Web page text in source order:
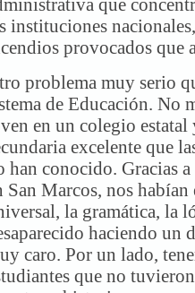
que
instituciones
provocados que
problema muy serio
de Educación. No
en un colegio
excelente que
han conocido. Gracias
San Marcos, nos
la gramática, la
haciendo un
caro. Por un lado,
que no